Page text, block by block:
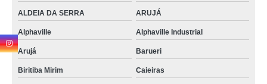
ALDEIA DA SERRA ARUJÁ
Alphaville Alphaville Industrial
Arujá Barueri
Biritiba Mirim Caieiras